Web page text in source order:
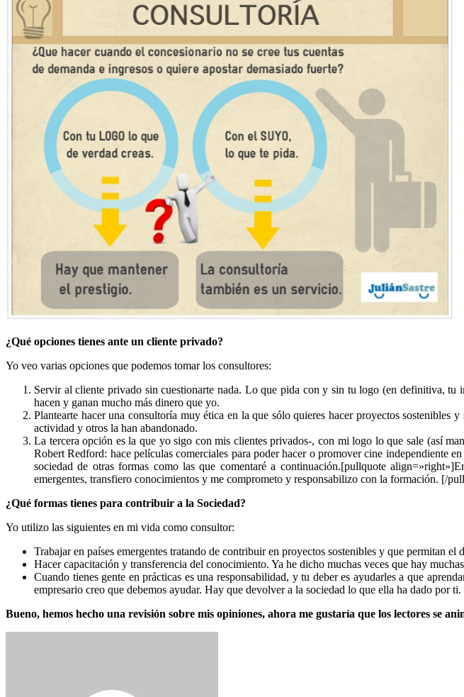
¿Qué opciones tienes ante un cliente privado?
Yo veo varias opciones que podemos tomar los consultores:
Servir al cliente privado sin cuestionarte nada. Lo que pida con y sin tu logo (en definitiva, tu
hacen y ganan mucho más dinero que yo.
Plantearte hacer una consultoría muy ética en la que sólo quieres hacer proyectos
actividad y otros la han abandonado.
La tercera opción es la que yo sigo con mis clientes privados-, con mi logo lo que sale (así
Robert Redford: hace películas comerciales para poder hacer o promover cine independiente
sociedad de otras formas como las que comentaré a continuación.[pullquote
emergentes, transfiero conocimientos y me comprometo y responsabilizo con la formación. [/
¿Qué formas tienes para contribuir a la Sociedad?
Yo utilizo las siguientes en mi vida como consultor:
Trabajar en países emergentes tratando de contribuir en proyectos sostenibles y que permitan el
Hacer capacitación y transferencia del conocimiento. Ya he dicho muchas veces que hay
Cuando tienes gente en prácticas es una responsabilidad, y tu deber es ayudarles a que
empresario creo que debemos ayudar. Hay que devolver a la sociedad lo que ella ha dado por ti.
Bueno, hemos hecho una revisión sobre mis opiniones, ahora me gustaría que los lectores se